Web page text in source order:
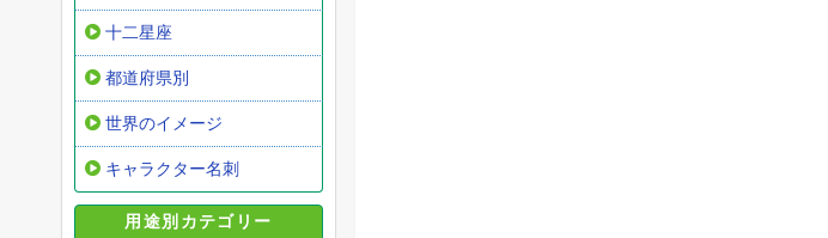
十二星座
都道府県別
世界のイメージ
キャラクター名刺
用途別カテゴリー